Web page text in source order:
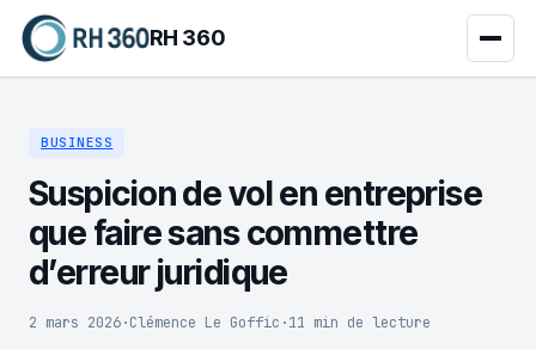
RH 360
BUSINESS
Suspicion de vol en entreprise
que faire sans commettre
d’erreur juridique
2 mars 2026·Clémence Le Goffic ·11 min de lecture